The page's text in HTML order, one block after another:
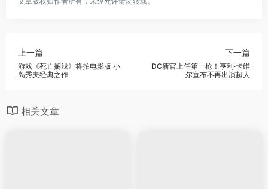
上一篇
游戏《死亡搁浅》将拍电影版 小
岛秀夫经典之作
下一篇
DC新官上任第一枪！亨利·卡维
尔宣布不再出演超人
相关文章